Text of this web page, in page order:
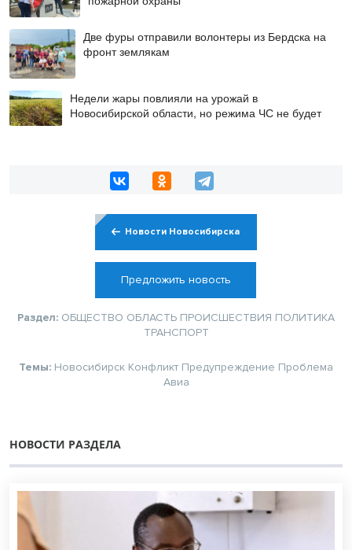
Две фуры отправили волонтеры из Бердска на
фронт землякам
Недели жары повлияли на урожай в
Новосибирской области, но режима ЧС не будет
Новости Новосибирска
Предложить новость
Раздел: ОБЩЕСТВО ОБЛАСТЬ ПРОИСШЕСТВИЯ ПОЛИТИКА
ТРАНСПОРТ
Темы: Новосибирск Конфликт Предупреждение Проблема
Авиа
НОВОСТИ РАЗДЕЛА